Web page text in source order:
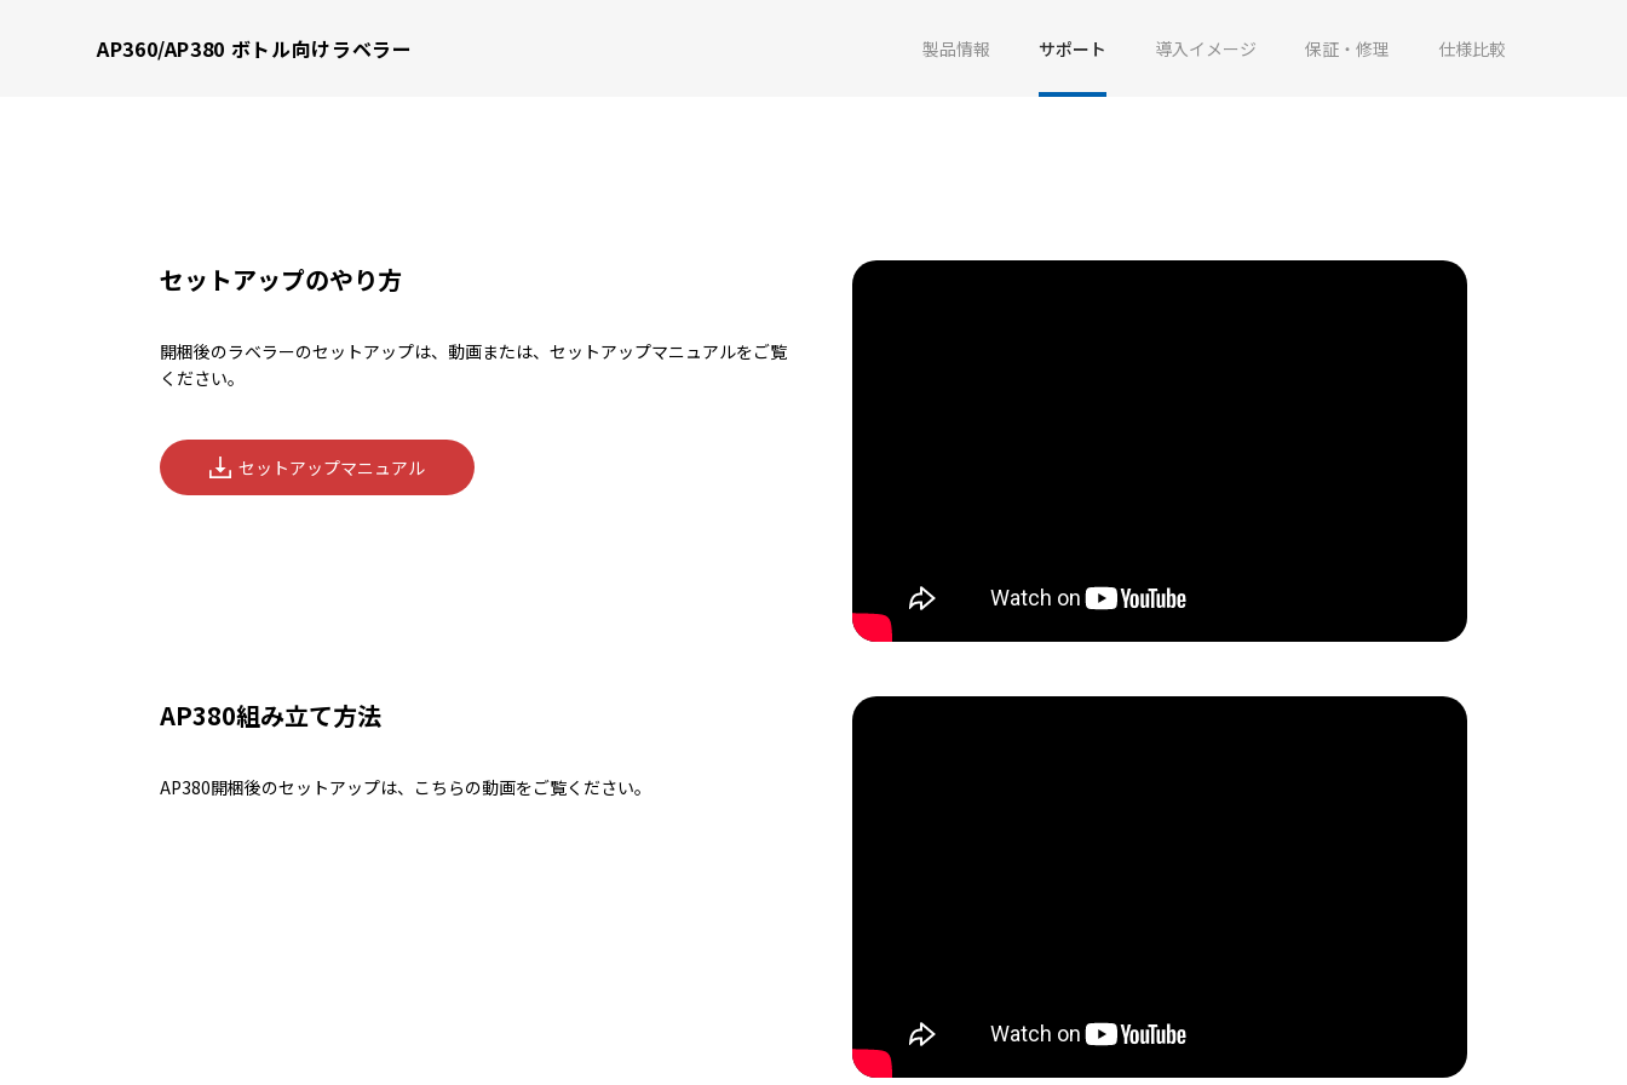
AP360/AP380 ボトル向けラベラー 製品情報 サポート 導入イメージ 保証・修理 仕様比較
セットアップのやり方
開梱後のラベラーのセットアップは、動画または、セットアップマニュアルをご覧
ください。
セットアップマニュアル
AP380組み立て方法
AP380開梱後のセットアップは、こちらの動画をご覧ください。